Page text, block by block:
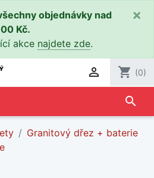
objednávky nad
Kč.
akce najdete zde.
×
 shopping_cart (0)
search
Granitový dřez + baterie